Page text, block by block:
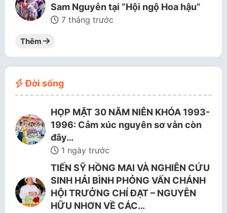
Sam Nguyễn tại “Hội ngộ Hoa hậu”
7 tháng trước
Thêm
Đời sống
HỌP MẶT 30 NĂM NIÊN KHÓA 1993-
1996: Cảm xúc nguyên sơ vẫn còn
đây…
1 ngày trước
TIẾN SỸ HỒNG MAI VÀ NGHIÊN CỨU
SINH HẢI BÌNH PHỎNG VẤN CHÁNH
HỘI TRƯỞNG CHÍ ĐẠT – NGUYỄN
HỮU NHƠN VỀ CÁC…